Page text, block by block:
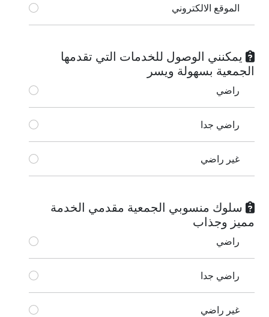
الموقع الالكتروني
يمكنني الوصول للخدمات التي تقدمها
الجمعية بسهولة ويسر
راضي
راضي جدا
غير راضي
سلوك منسوبي الجمعية مقدمي الخدمة
مميز وجذاب
راضي
راضي جدا
غير راضي